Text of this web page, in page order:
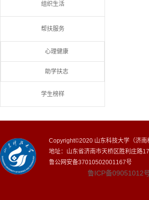
组织生活
帮扶服务
心理健康
助学扶志
学生榜样
Copyright©2020 山东科技大学（济南
地址：山东省济南市天桥区胜利庄路
鲁公网安备37010502001167号
鲁ICP备09051012